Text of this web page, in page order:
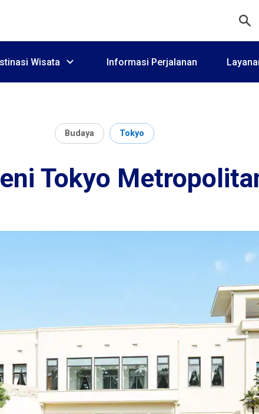
Wisata Informasi Perjalanan
Budaya Tokyo
Tokyo